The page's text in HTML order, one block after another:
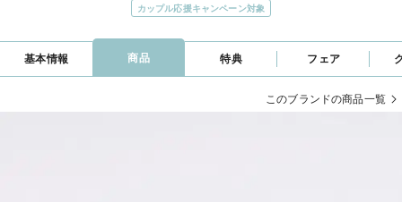
カップル応援キャンペーン対象
基本情報 商品 特典 フェア
このブランドの商品一覧